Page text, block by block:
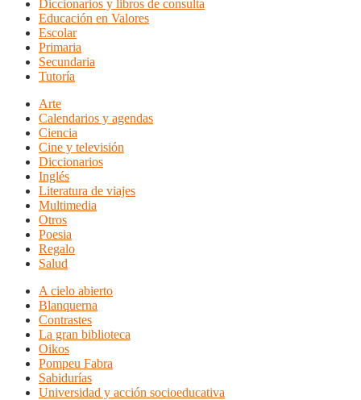
Diccionarios y libros de consulta
Educación en Valores
Escolar
Primaria
Secundaria
Tutoría
Arte
Calendarios y agendas
Ciencia
Cine y televisión
Diccionarios
Inglés
Literatura de viajes
Multimedia
Otros
Poesia
Regalo
Salud
A cielo abierto
Blanquerna
Contrastes
La gran biblioteca
Oikos
Pompeu Fabra
Sabidurías
Universidad y acción socioeducativa